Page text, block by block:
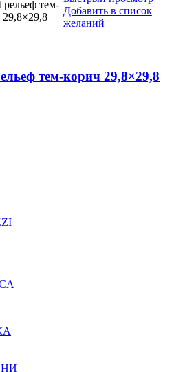
Добавить в список
желаний
тем-корич 29,8×29,8